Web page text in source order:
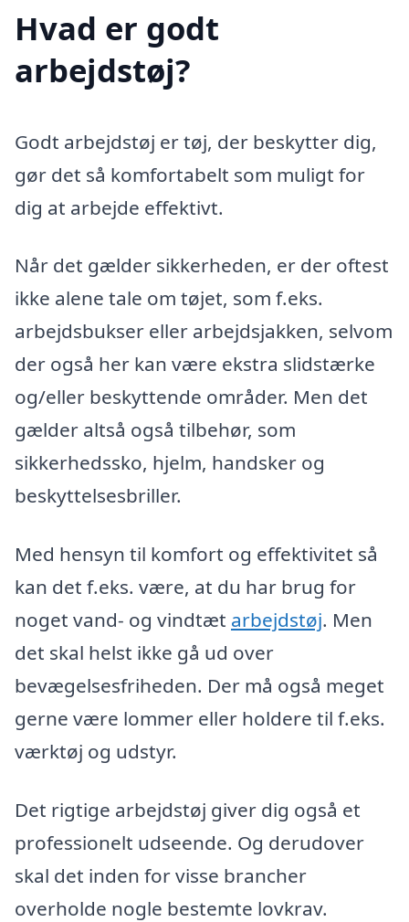
Hvad er godt
arbejdstøj?
Godt arbejdstøj er tøj, der beskytter dig,
gør det så komfortabelt som muligt for
dig at arbejde effektivt.
Når det gælder sikkerheden, er der oftest
ikke alene tale om tøjet, som f.eks.
arbejdsbukser eller arbejdsjakken, selvom
der også her kan være ekstra slidstærke
og/eller beskyttende områder. Men det
gælder altså også tilbehør, som
sikkerhedssko, hjelm, handsker og
beskyttelsesbriller.
Med hensyn til komfort og effektivitet så
kan det f.eks. være, at du har brug for
noget vand- og vindtæt arbejdstøj. Men
det skal helst ikke gå ud over
bevægelsesfriheden. Der må også meget
gerne være lommer eller holdere til f.eks.
værktøj og udstyr.
Det rigtige arbejdstøj giver dig også et
professionelt udseende. Og derudover
skal det inden for visse brancher
overholde nogle bestemte lovkrav.